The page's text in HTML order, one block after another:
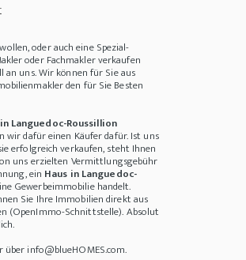
wollen, oder auch eine Spezial-
oder Fachmakler verkaufen
uns. Wir können für Sie aus
den für Sie Besten
Languedoc-Roussillion
dafür einen Käufer dafür. Ist uns
erfolgreich verkaufen, steht Ihnen
uns erzielten Vermittlungsgebühr
ein Haus in Languedoc-
Gewerbeimmobilie handelt.
Sie Ihre Immobilien direkt aus
(OpenImmo-Schnittstelle). Absolut
info@blueHOMES.com.